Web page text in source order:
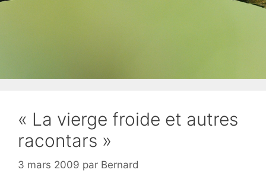
« La vierge froide et autres
racontars »
3 mars 2009 par Bernard